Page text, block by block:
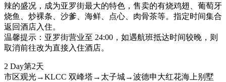
辣的盛况，成为亚罗街最大的特色，售卖的有烧鸡翅、葡萄牙
烧鱼、炒裸条、沙爹、海鲜、点心、肉骨茶等。指定时间集合
返回酒店入住。
温馨提示：亚罗街营业至 24:00，如遇航班抵达时间较晚，则
取消前往改为直接入住酒店。
2 Day第2天
市区观光→KLCC 双峰塔→太子城→波德申大红花海上别墅